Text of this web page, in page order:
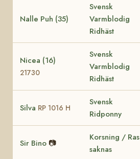
Nalle Puh (35)
Svensk
Varmblodig
Ridhäst
Nicea (16)
21730
Svensk
Varmblodig
Ridhäst
Silva RP 1016 H
Svensk
Ridponny
Sir Bino 📷
Korsning / Ras
saknas